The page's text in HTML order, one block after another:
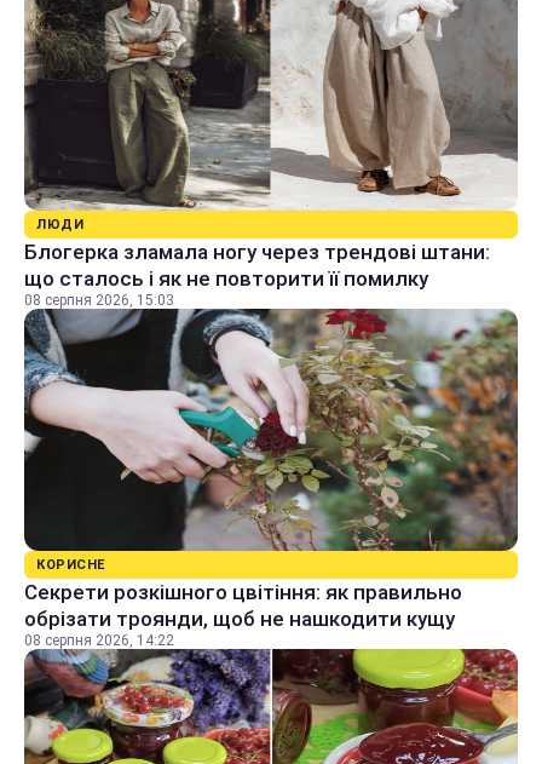
ЛЮДИ
Блогерка зламала ногу через трендові штани:
що сталось і як не повторити її помилку
08 серпня 2026, 15:03
КОРИСНЕ
Секрети розкішного цвітіння: як правильно
обрізати троянди, щоб не нашкодити кущу
08 серпня 2026, 14:22